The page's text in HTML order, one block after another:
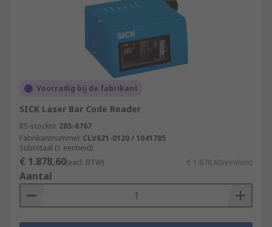
Voorradig bij de fabrikant
SICK Laser Bar Code Reader
RS-stocknr. 285-6767
Fabrikantnummer CLV621-0120 / 1041785
Subtotaal (1 eenheid)
€ 1.878,60(excl. BTW) € 1.878,60/eenheid
Aantal